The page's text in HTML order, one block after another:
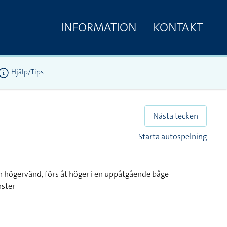
INFORMATION KONTAKT
Hjälp/Tips
Nästa tecken
Starta autospelning
förs åt höger i en uppåtgående båge